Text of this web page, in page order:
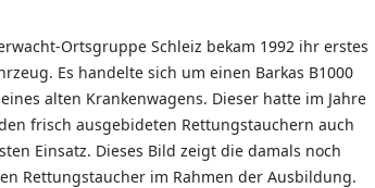
Ortsgruppe Schleiz bekam 1992 ihr erstes
Es handelte sich um einen Barkas B1000
alten Krankenwagens. Dieser hatte im Jahre
frisch ausgebideten Rettungstauchern auch
Einsatz. Dieses Bild zeigt die damals noch
Rettungstaucher im Rahmen der Ausbildung.